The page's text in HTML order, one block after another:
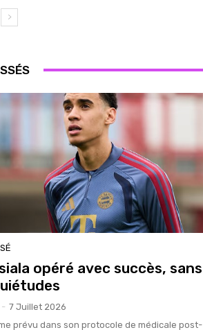
opéré avec succès, sans
- 7 Juillet 2026
prévu dans son protocole de médicale post-